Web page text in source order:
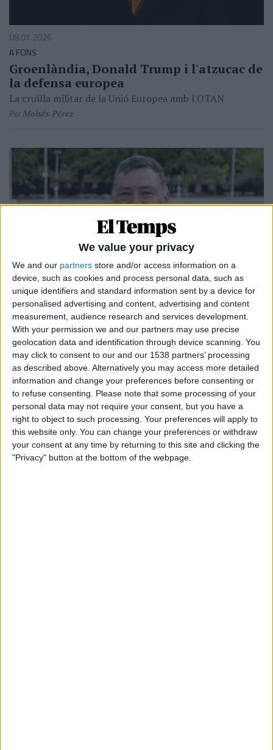
We value your privacy
We and our partners store and/or access information on a
device, such as cookies and process personal data, such as
unique identifiers and standard information sent by a device for
personalised advertising and content, advertising and content
measurement, audience research and services development.
With your permission we and our partners may use precise
geolocation data and identification through device scanning. You
may click to consent to our and our 1538 partners’ processing
as described above. Alternatively you may access more detailed
information and change your preferences before consenting or
to refuse consenting.
Please note that some processing of your
personal data may not require your consent, but you have a
right to object to such processing. Your preferences will apply to
this website only. You can change your preferences or withdraw
your consent at any time by returning to this site and clicking the
"Privacy" button at the bottom of the webpage.
08.01.2026
A FONS
Groenlàndia, Donald Trump i l'atzucac de
la defensa europea
La cruïlla militar de la Unió Europea amb l'OTAN
PerMoisés Pérez
19.10.2023
ENTREVISTA
«No ens volen a nosaltres, volen la nostra
terra»
Parlem amb Pele Broberg, president del partit
independentista groenlandès
Per Xavier Puig i Sedano